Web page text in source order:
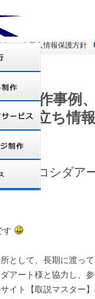
わせ 個人情報保護方針
制作事例
お役立ち情
式会社コシダア
す
として、長期に渡っ
アート様と協力し、
イト【取説マスター